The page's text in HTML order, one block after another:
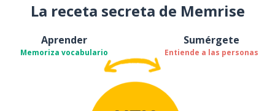
La receta secreta de Memrise
Aprender
Memoriza vocabulario
Sumérgete
Entiende a las personas